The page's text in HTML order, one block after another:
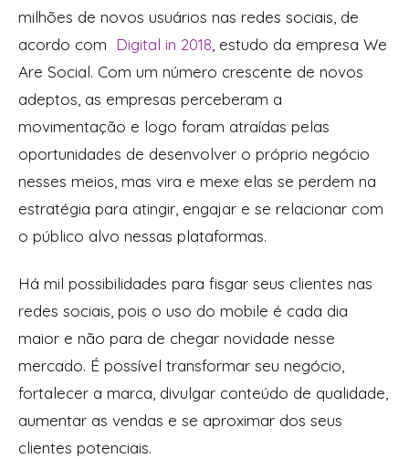
milhões de novos usuários nas redes sociais, de
acordo com Digital in 2018 , estudo da empresa We
Are Social. Com um número crescente de novos
adeptos, as empresas perceberam a
movimentação e logo foram atraídas pelas
oportunidades de desenvolver o próprio negócio
nesses meios, mas vira e mexe elas se perdem na
estratégia para atingir, engajar e se relacionar com
o público alvo nessas plataformas.
Há mil possibilidades para fisgar seus clientes nas
redes sociais, pois o uso do mobile é cada dia
maior e não para de chegar novidade nesse
mercado. É possível transformar seu negócio,
fortalecer a marca, divulgar conteúdo de qualidade,
aumentar as vendas e se aproximar dos seus
clientes potenciais.